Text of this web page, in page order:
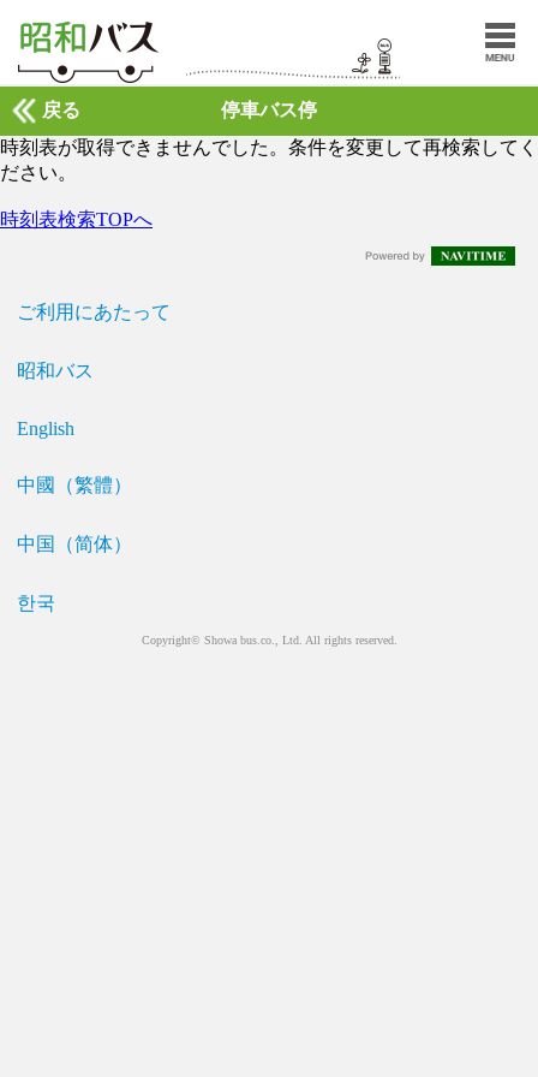
停車バス停
戻る
時刻表が取得できませんでした。条件を変更して再検索してく
ださい。
時刻表検索TOPへ
ご利用にあたって
昭和バス
English
中國（繁體）
中国（简体）
한국
Copyright© Showa bus.co., Ltd. All rights reserved.